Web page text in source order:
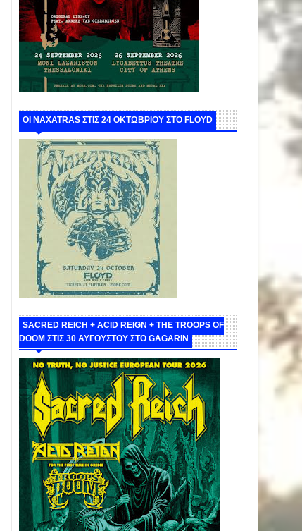
ΟΙ NAXATRAS ΣΤΙΣ 24 ΟΚΤΩΒΡΙΟΥ ΣΤΟ FLOYD
SACRED REICH + ACID REIGN + THE TROOPS OF
DOOM ΣΤΙΣ 30 ΑΥΓΟΥΣΤΟΥ ΣΤΟ GAGARIN